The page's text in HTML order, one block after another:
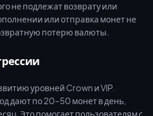
не подлежат возврату или
или отправка монет не
потерю валюты.
уровней Crown и VIP.
дают по 20–50 монет в день,
Это помогает пользователям с